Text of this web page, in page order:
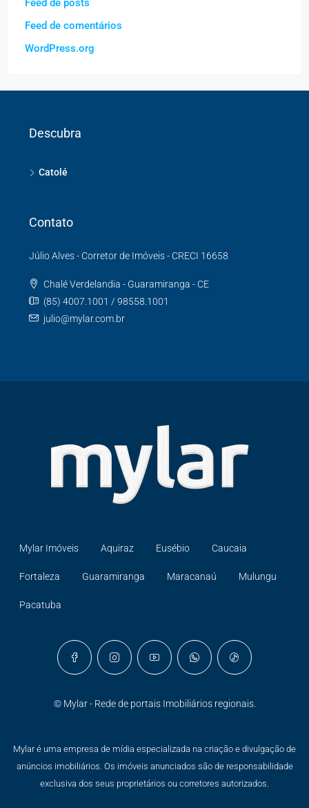
Feed de posts
Feed de comentários
WordPress.org
Descubra
Catolé
Contato
Júlio Alves - Corretor de Imóveis - CRECI 16658
Chalé Verdelandia - Guaramiranga - CE
(85) 4007.1001 / 98558.1001
julio@mylar.com.br
Mylar Imóveis Aquiraz Eusébio Caucaia
Fortaleza Guaramiranga Maracanaú Mulungu
Pacatuba
© Mylar - Rede de portais Imobiliários regionais.
Mylar é uma empresa de mídia especializada na criação e divulgação de
anúncios imobiliários. Os imóveis anunciados são de responsabilidade
exclusiva dos seus proprietários ou corretores autorizados.